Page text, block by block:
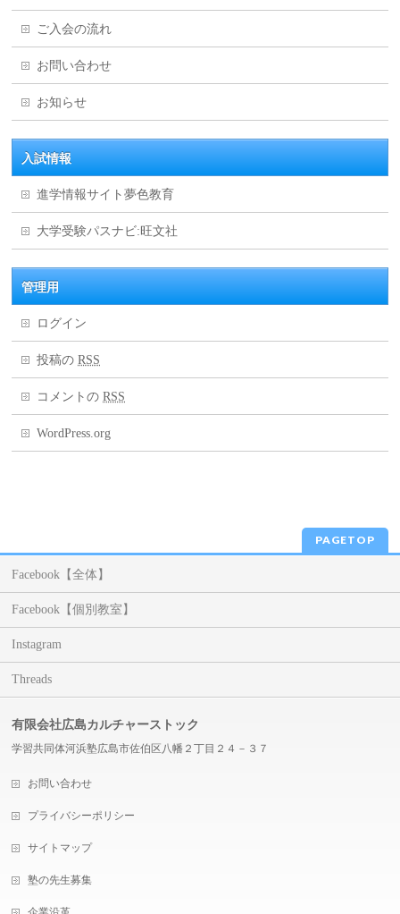
ご入会の流れ
お問い合わせ
お知らせ
入試情報
進学情報サイト夢色教育
大学受験パスナビ:旺文社
管理用
ログイン
投稿のRSS
コメントのRSS
WordPress.org
PAGETOP
Facebook【全体】
Facebook【個別教室】
Instagram
Threads
有限会社広島カルチャーストック
学習共同体河浜塾広島市佐伯区八幡２丁目２４－３７
お問い合わせ
プライバシーポリシー
サイトマップ
塾の先生募集